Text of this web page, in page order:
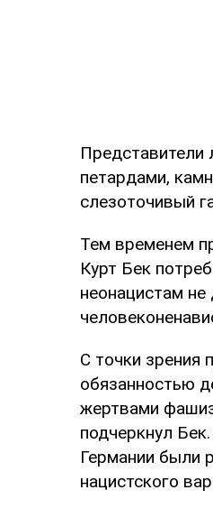
Представители
петардами,
слезоточивый
Тем временем
Курт Бек
неонацистам
С точки зрения
обязанностью
жертвами
подчеркнул
Германии были
нацистского